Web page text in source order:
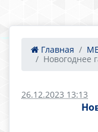
Главная
Новогоднее
26.12.2023 13:13